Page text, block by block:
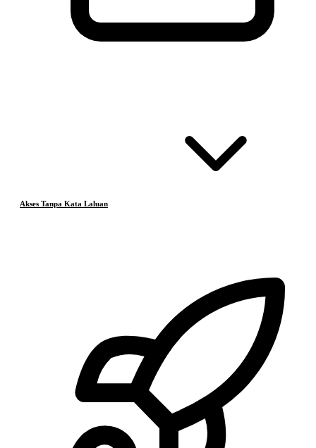
Akses Tanpa Kata Laluan